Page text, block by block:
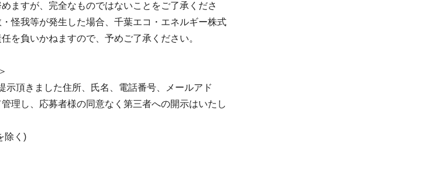
ますが、完全なものではないことをご了承くださ
怪我等が発生した場合、千葉エコ・エネルギー株式
を負いかねますので、予めご了承ください。
示頂きました住所、氏名、電話番号、メールアド
理し、応募者様の同意なく第三者への開示はいたし
除く)